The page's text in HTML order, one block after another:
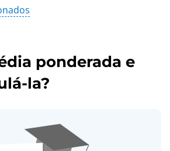
ponderada e
la?